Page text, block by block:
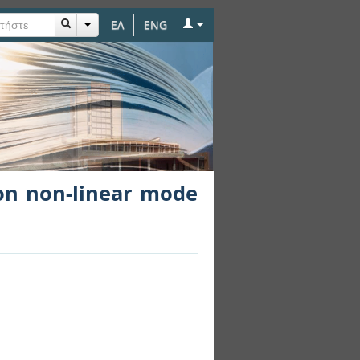
ΕΛ ENG
localization
non-linear mode